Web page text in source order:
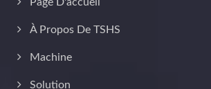
À Propos De TSHS
Machine
Solution